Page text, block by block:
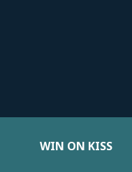
WIN ON KISS